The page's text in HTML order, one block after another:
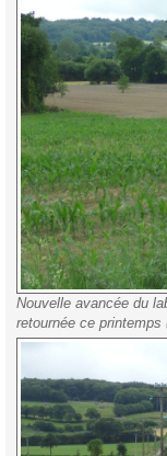
Nouvelle avancée du
retournée ce printemps